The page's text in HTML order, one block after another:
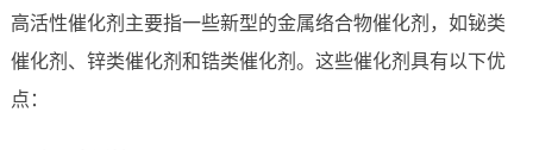
高活性催化剂主要指一些新型的金属络合物催化剂，如铋类
催化剂、锌类催化剂和锆类催化剂。这些催化剂具有以下优
点：